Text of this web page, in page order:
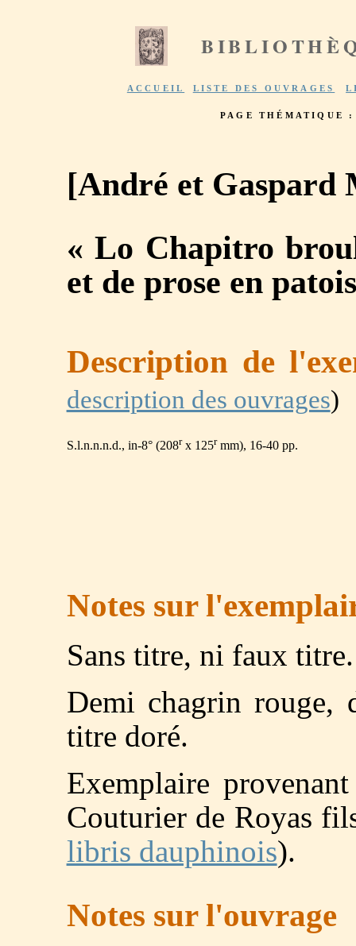
ACCUEIL LISTE DES OUVRAGES
PAGE THÉMATIQUE
[André et Gaspard
« Lo Chapitro
et de prose en
Description de
description des ouvrages)
S.l.n.n.n.d., in-8° (208rx 125rmm), 16-40 pp.
Notes sur
Sans titre, ni faux titre.
Demi chagrin
titre doré.
Exemplaire
Couturier de Royas
libris dauphinois).
Notes sur l'ouvrage